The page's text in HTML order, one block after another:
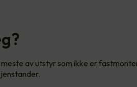
av utstyr som ikke er